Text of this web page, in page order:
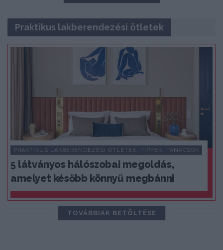
Praktikus lakberendezési ötletek
PRAKTIKUS LAKBERENDEZÉSI ÖTLETEK, TIPPEK, TANÁCSOK
5 látványos hálószobai megoldás,
amelyet később könnyű megbánni
TOVÁBBIAK BETÖLTÉSE